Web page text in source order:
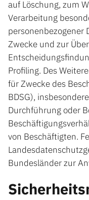
auf Löschung, zum
Verarbeitung
personenbezogener
Zwecke und zur
Profiling. Des
für Zwecke des
BDSG),
Durchführung oder
von Beschäftigten.
Bundesländer zur